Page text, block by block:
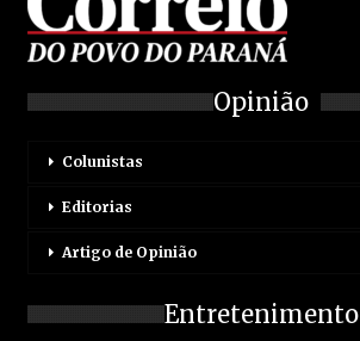
Opinião
Colunistas
Editorias
Artigo de Opinião
Entretenimento